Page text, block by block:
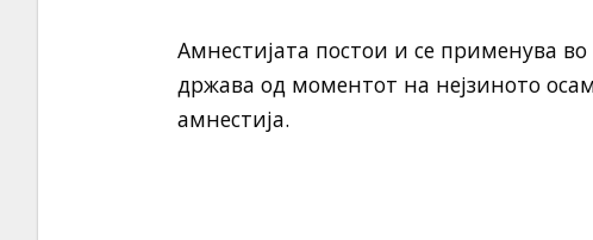
Амнестијата постои и се применува
држава од моментот на нејзиното
амнестија.